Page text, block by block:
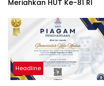
Meriahkan HUT Ke-81 RI
Headline